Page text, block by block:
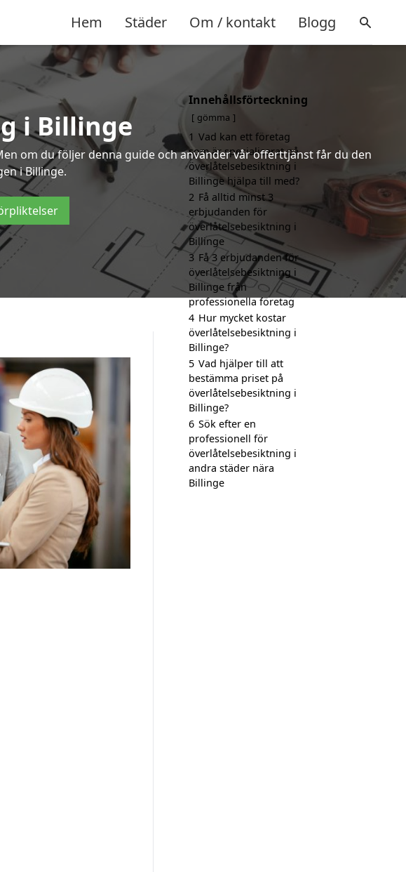
Hem Städer Om / kontakt Blogg
i Billinge
om du följer denna guide och använder vår offerttjänst får du den
i Billinge.
Innehållsförteckning
gömma
1 Vad kan ett företag
som är specialiserat på
överlåtelsebesiktning i
Billinge hjälpa till med?
2 Få alltid minst 3
erbjudanden för
överlåtelsebesiktning i
Billinge
3 Få 3 erbjudanden för
överlåtelsebesiktning i
Billinge från
professionella företag
4 Hur mycket kostar
överlåtelsebesiktning i
Billinge?
5 Vad hjälper till att
bestämma priset på
överlåtelsebesiktning i
Billinge?
6 Sök efter en
professionell för
överlåtelsebesiktning i
andra städer nära
Billinge